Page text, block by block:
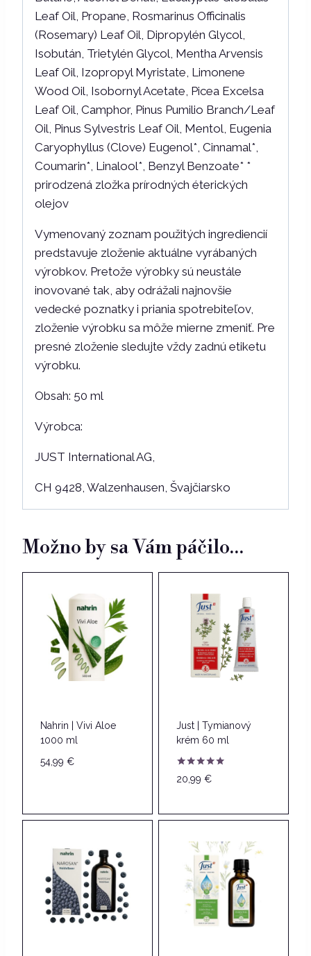
Leaf Oil, Propane, Rosmarinus Officinalis
(Rosemary) Leaf Oil, Dipropylén Glycol,
Isobután, Trietylén Glycol, Mentha Arvensis
Leaf Oil, Izopropyl Myristate, Limonene
Wood Oil, Isobornyl Acetate, Picea Excelsa
Leaf Oil, Camphor, Pinus Pumilio Branch/Leaf
Oil, Pinus Sylvestris Leaf Oil, Mentol, Eugenia
Caryophyllus (Clove) Eugenol*, Cinnamal*,
Coumarin*, Linalool*, Benzyl Benzoate* *
prirodzená zložka prírodných éterických
olejov
Vymenovaný zoznam použitých ingrediencií
predstavuje zloženie aktuálne vyrábaných
výrobkov. Pretože výrobky sú neustále
inovované tak, aby odrážali najnovšie
vedecké poznatky i priania spotrebiteľov,
zloženie výrobku sa môže mierne zmeniť. Pre
presné zloženie sledujte vždy zadnú etiketu
výrobku.
Obsah: 50 ml
Výrobca:
JUST International AG,
CH 9428, Walzenhausen, Švajčiarsko
Možno by sa Vám páčilo…
Nahrin | Vivi Aloe
1000 ml
54,99 €
Just | Tymianový
krém 60 ml
Hodnotenie
5.00
20,99 €